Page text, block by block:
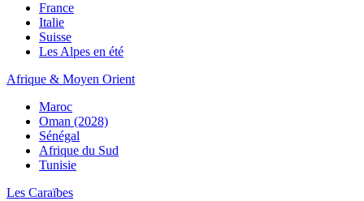
France
Italie
Suisse
Les Alpes en été
Afrique & Moyen Orient
Maroc
Oman (2028)
Sénégal
Afrique du Sud
Tunisie
Les Caraïbes